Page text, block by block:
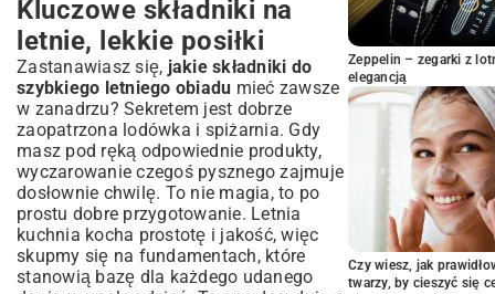
Wykorzystanie gotowych produktów
Sprzęt kuchenny, który ułatwia życie
Zdrowe i zbilansowane letnie obiady dla
całej rodziny
Opcje wegetariańskie i wegańskie
Obiady przyjazne dzieciom
Posiłki dla osób aktywnych
Podsumowanie: Delektuj się smakiem
lata bez pośpiechu
Kluczowe składniki na
letnie, lekkie posiłki
Zastanawiasz się, jakie składniki do
szybkiego letniego obiadu mieć zawsze
w zanadrzu? Sekretem jest dobrze
zaopatrzona lodówka i spiżarnia. Gdy
masz pod ręką odpowiednie produkty,
wyczarowanie czegoś pysznego zajmuje
dosłownie chwilę. To nie magia, to po
prostu dobre przygotowanie. Letnia
kuchnia kocha prostotę i jakość, więc
skupmy się na fundamentach, które
stanowią bazę dla każdego udanego
Zeppelin – zegarki z
elegancją
Czy wiesz, jak
twarzy, by cieszyć się